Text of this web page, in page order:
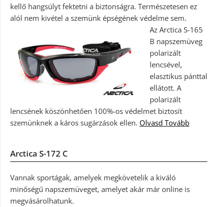
kellő hangsúlyt fektetni a biztonságra. Természetesen ez
alól nem kivétel a szemünk épségének védelme sem.
Az Arctica S-165
B napszemüveg
polarizált
lencsével,
elasztikus pánttal
ellátott. A
polarizált
lencsének köszönhetően 100%-os védelmet biztosít
szemünknek a káros sugárzások ellen. Olvasd Tovább
Arctica S-172 C
Vannak sportágak, amelyek megkövetelik a kiváló
minőségű napszemüveget, amelyet akár már online is
megvásárolhatunk.